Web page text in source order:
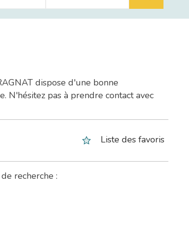
dispose d'une bonne
N'hésitez pas à prendre contact avec
Liste des favoris
recherche :